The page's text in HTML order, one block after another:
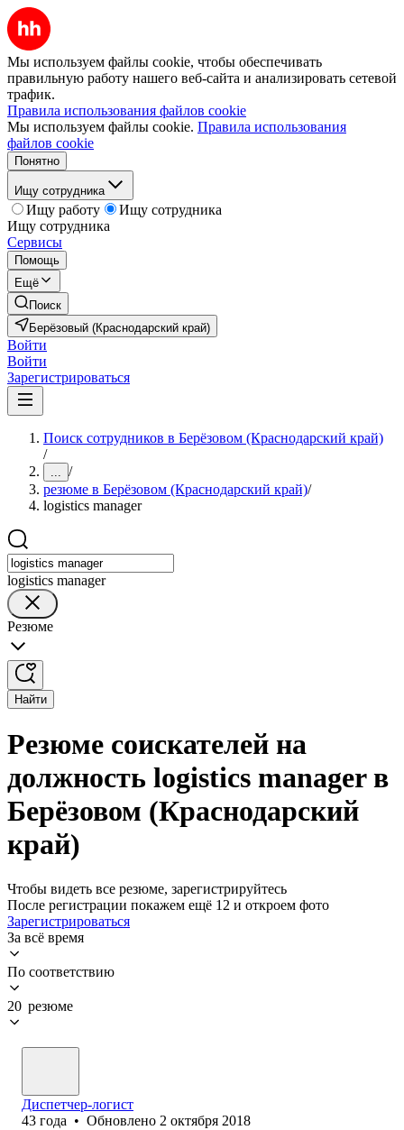
Мы используем файлы cookie, чтобы обеспечивать
правильную работу нашего веб-сайта и анализировать сетевой
трафик.
Правила использования файлов cookie
Мы используем файлы cookie. Правила использования
файлов cookie
Понятно
Ищу сотрудника
Ищу работу
Ищу сотрудника
Ищу сотрудника
Сервисы
Помощь
Ещё
Поиск
Берёзовый (Краснодарский край)
Войти
Войти
Зарегистрироваться
Поиск сотрудников в Берёзовом (Краснодарский край)
/
... /
резюме в Берёзовом (Краснодарский край)/
logistics manager
logistics manager
Резюме
Найти
Резюме соискателей на
должность logistics manager в
Берёзовом (Краснодарский
край)
Чтобы видеть все резюме, зарегистрируйтесь
После регистрации покажем ещё 12 и откроем фото
Зарегистрироваться
За всё время
По соответствию
20 резюме
Диспетчер-логист
43 года • Обновлено 2 октября 2018